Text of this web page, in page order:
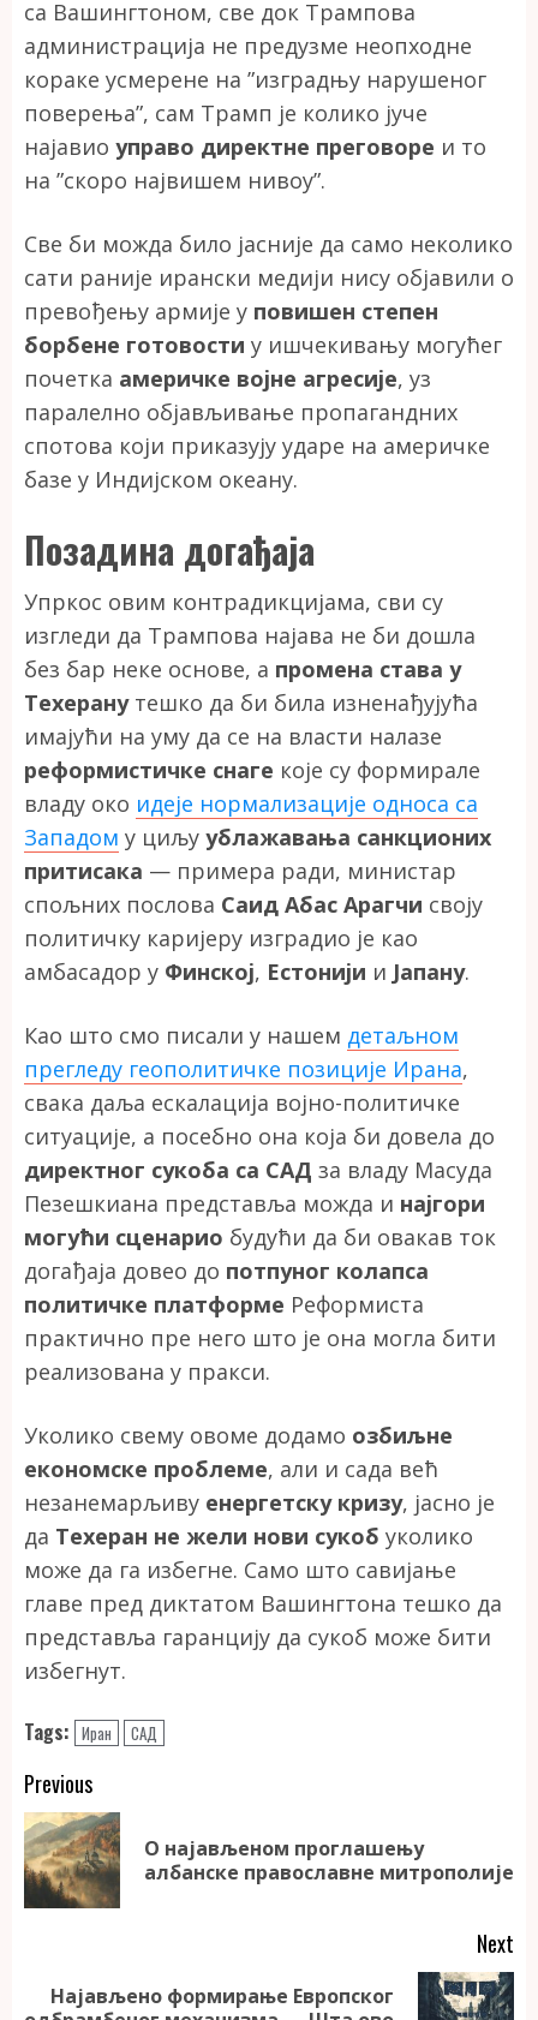
са Вашингтоном, све док Трампова
администрација не предузме неопходне
кораке усмерене на ”изградњу нарушеног
поверења”, сам Трамп је колико јуче
најавио управо директне преговоре и то
на ”скоро највишем нивоу”.
Све би можда било јасније да само неколико
сати раније ирански медији нису објавили о
превођењу армије у повишен степен
борбене готовости у ишчекивању могућег
почетка америчке војне агресије, уз
паралелно објављивање пропагандних
спотова који приказују ударе на америчке
базе у Индијском океану.
Позадина догађаја
Упркос овим контрадикцијама, сви су
изгледи да Трампова најава не би дошла
без бар неке основе, а промена става у
Техеранутешко да би била изненађујућа
имајући на уму да се на власти налазе
реформистичке снаге које су формирале
владу око идеје нормализације односа са
Западом у циљу ублажавања санкционих
притисака — примера ради, министар
спољних послова Саид Абас Арагчи своју
политичку каријеру изградио је као
амбасадор у Финској, Естонији и Јапану.
Као што смо писали у нашем детаљном
прегледу геополитичке позиције Ирана,
свака даља ескалација војно-политичке
ситуације, а посебно она која би довела до
директног сукоба са САД за владу Масуда
Пезешкиана представља можда и најгори
могући сценарио будући да би овакав ток
догађаја довео до потпуног колапса
политичке платформе Реформиста
практично пре него што је она могла бити
реализована у пракси.
Уколико свему овоме додамо озбиљне
економске проблеме, али и сада већ
незанемарљиву енергетску кризу, јасно је
да Техеран не жели нови сукоб уколико
може да га избегне. Само што савијање
главе пред диктатом Вашингтона тешко да
представља гаранцију да сукоб може бити
избегнут.
Tags: Иран САД
Continue
Reading
Previous
О најављеном проглашењу
албанске православне митрополије
Next
Next
Најављено формирање Европског